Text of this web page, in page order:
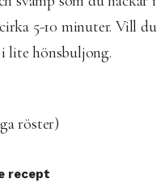
5-10 minuter. Vill du
lite hönsbuljong.
röster)
recept